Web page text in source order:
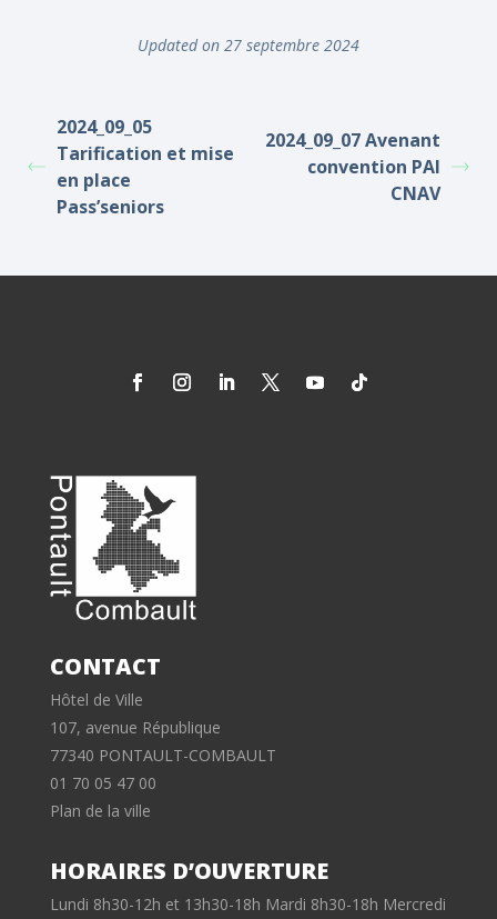
Updated on 27 septembre 2024
2024_09_05
Tarification et mise
en place
Pass’seniors
2024_09_07 Avenant
convention PAI
CNAV
CONTACT
Hôtel de Ville
107, avenue République
77340 PONTAULT-COMBAULT
01 70 05 47 00
Plan de la ville
HORAIRES D’OUVERTURE
Lundi 8h30-12h et 13h30-18h Mardi 8h30-18h Mercredi